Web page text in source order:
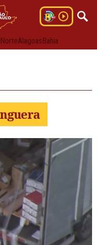
AlagoasBahia